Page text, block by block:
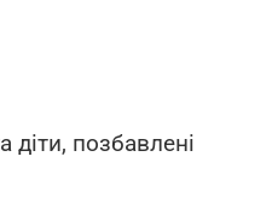
діти, позбавлені